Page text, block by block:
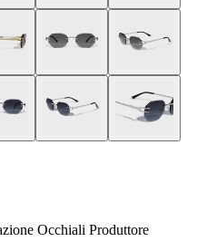
Occhiali Produttore